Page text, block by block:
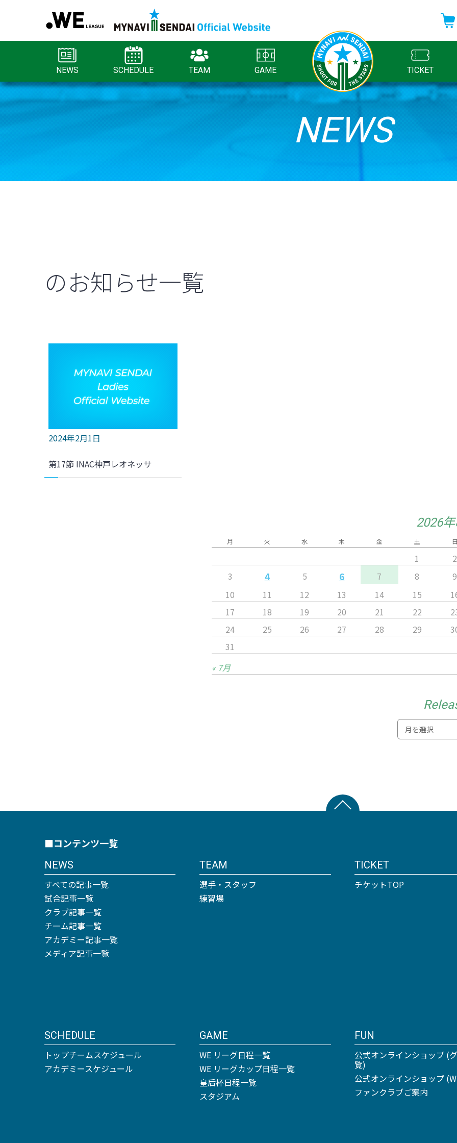
NEWS SCHEDULE TEAM GAME TICKET
NEWS
のお知らせ一覧
2024年2月1日
第17節 INAC神戸レオネッサ
2026
月 火 水 木 金 土 日
1
2
3
4 5 6 7 8
9
10
11 12 13 14 15
17
18 19 20 21 22
24
25 26 27 28 29
31
« 7月
■コンテンツ一覧
NEWS
すべての記事一覧
試合記事一覧
クラブ記事一覧
チーム記事一覧
アカデミー記事一覧
メディア記事一覧
SCHEDULE
トップチームスケジュール
アカデミースケジュール
TEAM
選手・スタッフ
練習場
GAME
WE リーグ日程一覧
WE リーグカップ日程一覧
皇后杯日程一覧
スタジアム
TICKET
チケットTOP
FUN
公式オンラインショップ (
覧)
公式オンラインショップ
ファンクラブご案内